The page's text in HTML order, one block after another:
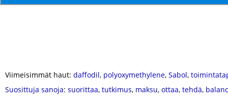
Viimeisimmät haut: daffodil, polyoxymethylene, Sabol,
Suosittuja sanoja: suorittaa, tutkimus, maksu, ottaa, tehdä,